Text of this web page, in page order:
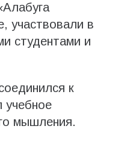
участвовали в
студентами и
к
учебное
мышления.